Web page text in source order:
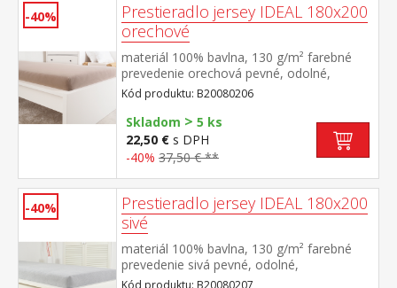
-40%
Prestieradlo jersey IDEAL 180x200
orechové
materiál 100% bavlna, 130 g/m² farebné
prevedenie orechová pevné, odolné,
stálofarebné, obšité gumou pre matrace do
výšky 25 cm prateľné do 60 °C
Kód produktu: B20080206
Skladom > 5 ks
22,50 € s DPH
-40% 37,50 € **
-40%
Prestieradlo jersey IDEAL 180x200
sivé
materiál 100% bavlna, 130 g/m² farebné
prevedenie sivá pevné, odolné,
stálofarebné, obšité gumou pre matrace do
Kód produktu: B20080207